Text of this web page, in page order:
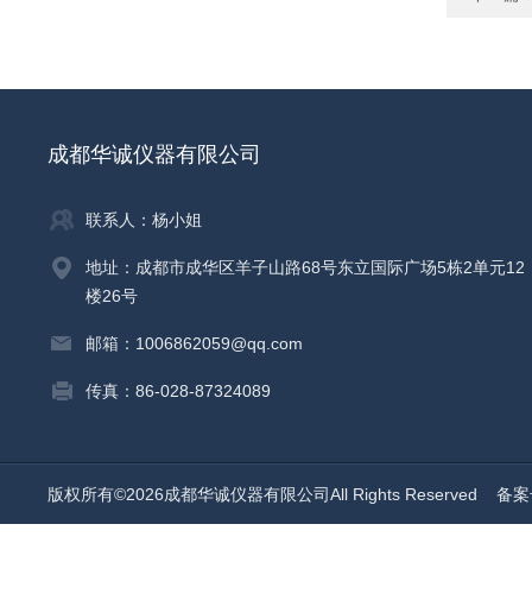
成都华诚仪器有限公司
联系人：杨小姐
地址：成都市成华区羊子山路68号东立国际广场5栋2单元12
楼26号
邮箱：1006862059@qq.com
传真：86-028-87324089
版权所有©2026成都华诚仪器有限公司All Rights Reserved 备